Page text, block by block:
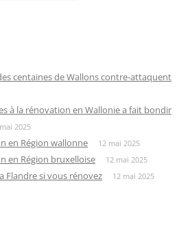
centaines de Wallons contre-attaquent
à la rénovation en Wallonie a fait bondir
2025
en Région wallonne 12 mai 2025
en Région bruxelloise 12 mai 2025
Flandre si vous rénovez 12 mai 2025